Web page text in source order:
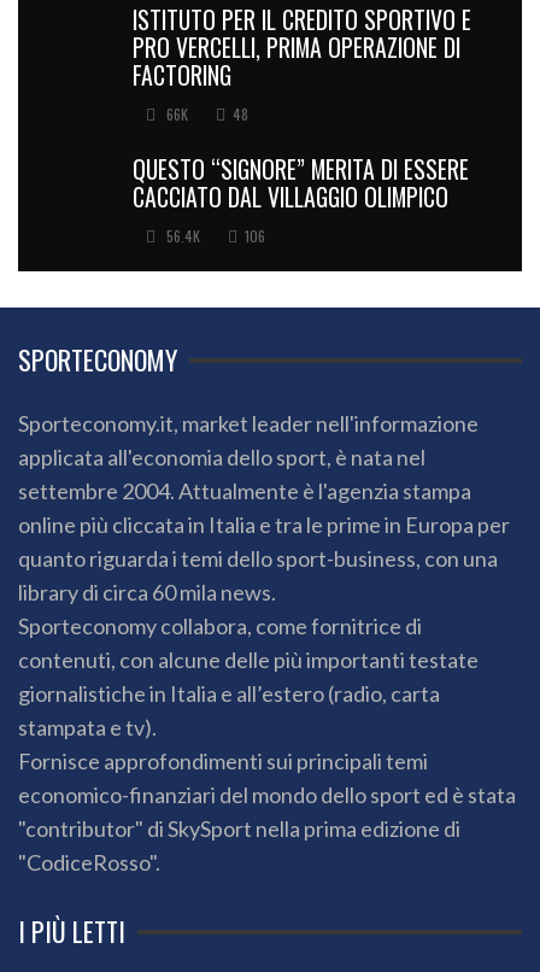
ISTITUTO PER IL CREDITO SPORTIVO E
PRO VERCELLI, PRIMA OPERAZIONE DI
FACTORING
66K 48
QUESTO “SIGNORE” MERITA DI ESSERE
CACCIATO DAL VILLAGGIO OLIMPICO
56.4K 106
SPORTECONOMY
Sporteconomy.it, market leader nell'informazione
applicata all'economia dello sport, è nata nel
settembre 2004. Attualmente è l'agenzia stampa
online più cliccata in Italia e tra le prime in Europa per
quanto riguarda i temi dello sport-business, con una
library di circa 60 mila news.
Sporteconomy collabora, come fornitrice di
contenuti, con alcune delle più importanti testate
giornalistiche in Italia e all’estero (radio, carta
stampata e tv).
Fornisce approfondimenti sui principali temi
economico-finanziari del mondo dello sport ed è stata
"contributor" di SkySport nella prima edizione di
"CodiceRosso".
I PIÙ LETTI